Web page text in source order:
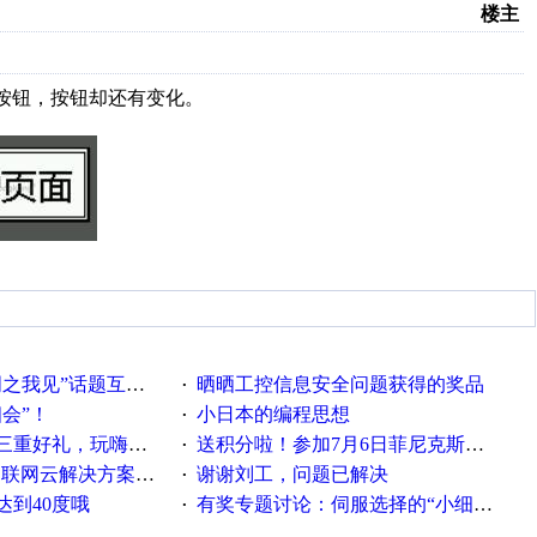
楼主
，按钮却还有变化。
互动获奖名单发布公告 ·
晒晒工控信息安全问题获得的奖品
”！
· 小日本的编程思想
礼，玩嗨夏日！
· 送积分啦！参加7月6日菲尼克斯在线研讨会即得
解决方案实践及应用
· 谢谢刘工，问题已解决
到40度哦
· 有奖专题讨论：伺服选择的“小细节大学问”奖励公告